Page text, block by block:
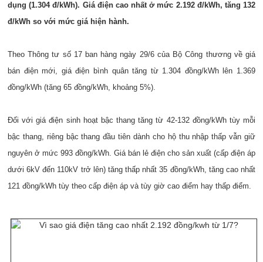
dụng (1.304 đ/kWh). Giá điện cao nhất ở mức 2.192 đ/kWh, tăng 132
đ/kWh so với mức giá hiện hành.
Theo Thông tư số 17 ban hàng ngày 29/6 của Bộ Công thương về giá
bán điện mới, giá điện bình quân tăng từ 1.304 đồng/kWh lên 1.369
đồng/kWh (tăng 65 đồng/kWh, khoảng 5%).
Đối với giá điện sinh hoạt bậc thang tăng từ 42-132 đồng/kWh tùy mỗi
bậc thang, riêng bậc thang đầu tiên dành cho hộ thu nhập thấp vẫn giữ
nguyên ở mức 993 đồng/kWh. Giá bán lẻ điện cho sản xuất (cấp điện áp
dưới 6kV đến 110kV trở lên) tăng thấp nhất 35 đồng/kWh, tăng cao nhất
121 đồng/kWh tùy theo cấp điện áp và tùy giờ cao điểm hay thấp điểm.